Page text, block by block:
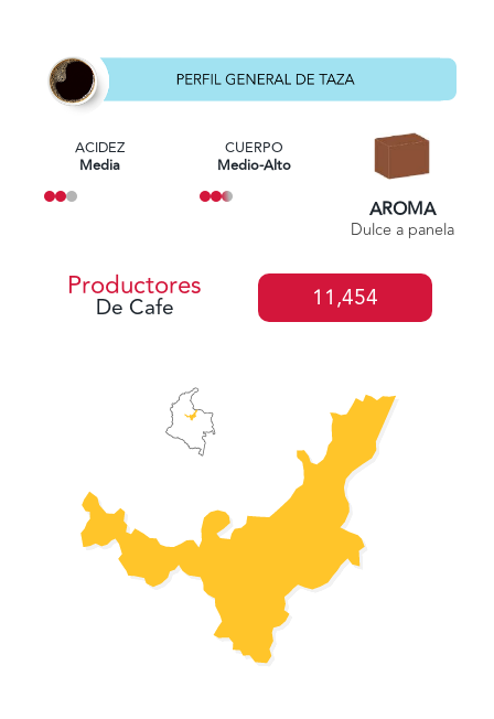
ACIDEZ
Media
CUERPO
Medio-Alto
AROMA
Dulce a panela
Productores
De Cafe 11,454